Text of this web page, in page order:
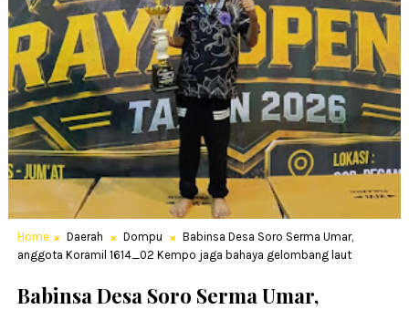
Home Daerah Dompu
Babinsa Desa Soro Serma Umar,
anggota Koramil 1614_02 Kempo jaga bahaya gelombang laut
Babinsa Desa Soro Serma Umar,